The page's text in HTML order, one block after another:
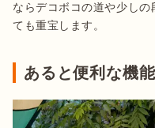
ならデコボコの道や少し
ても重宝します。
あると便利な機